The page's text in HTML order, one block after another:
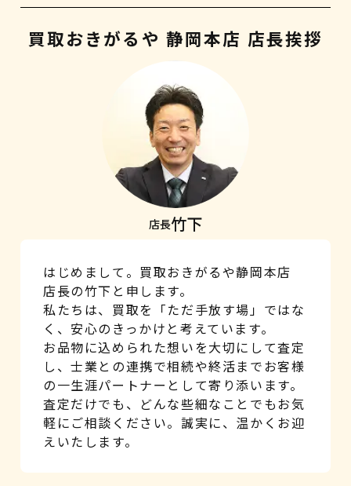
買取おきがるや 静岡本店 店長挨拶
店長竹下
はじめまして。買取おきがるや静岡本店
店長の竹下と申します。
私たちは、買取を「ただ手放す場」ではな
く、安心のきっかけと考えています。
お品物に込められた想いを大切にして査定
し、士業との連携で相続や終活までお客様
の一生涯パートナーとして寄り添います。
査定だけでも、どんな些細なことでもお気
軽にご相談ください。誠実に、温かくお迎
えいたします。